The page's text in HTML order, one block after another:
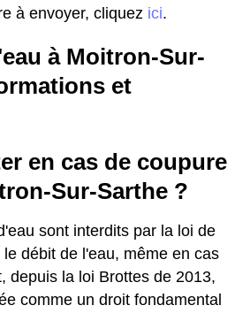
à envoyer, cliquez ici.
à Moitron-Sur-
et
en cas de coupure
Sur-Sarthe ?
sont interdits par la loi de
débit de l'eau, même en cas
depuis la loi Brottes de 2013,
comme un droit fondamental